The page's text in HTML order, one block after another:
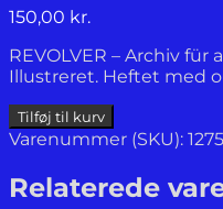
150,00 kr.
REVOLVER – Archiv für
Illustreret. Heftet med
Who
Decides
Decides.
antal
Tilføj til kurv
Varenummer (SKU):
Relaterede